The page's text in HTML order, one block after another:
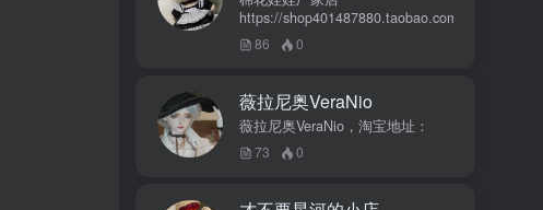
https://shop401487880.taobao.com/
86 0
薇拉尼奥VeraNio
薇拉尼奥VeraNio，淘宝地址：
73 0